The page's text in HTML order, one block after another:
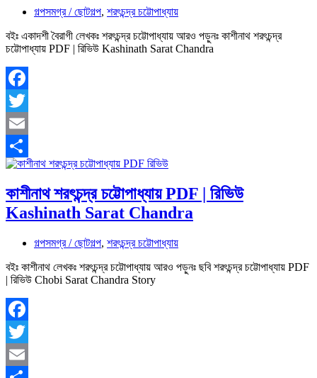
গল্পসমগ্র / ছোটগল্প, শরৎচন্দ্র চট্টোপাধ্যায়
বইঃ একাদশী বৈরাগী লেখকঃ শরৎচন্দ্র চট্টোপাধ্যায় আরও পড়ুনঃ কাশীনাথ শরৎচন্দ্র
চট্টোপাধ্যায় PDF | রিভিউ Kashinath Sarat Chandra
Facebook
Twitter
Email
Share
কাশীনাথ শরৎচন্দ্র চট্টোপাধ্যায় PDF | রিভিউ
Kashinath Sarat Chandra
গল্পসমগ্র / ছোটগল্প, শরৎচন্দ্র চট্টোপাধ্যায়
বইঃ কাশীনাথ লেখকঃ শরৎচন্দ্র চট্টোপাধ্যায় আরও পড়ুনঃ ছবি শরৎচন্দ্র চট্টোপাধ্যায় PDF
| রিভিউ Chobi Sarat Chandra Story
Facebook
Twitter